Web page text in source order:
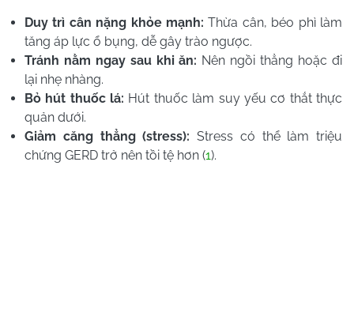
Duy trì cân nặng khỏe mạnh: Thừa cân, béo phì làm
tăng áp lực ổ bụng, dễ gây trào ngược.
Tránh nằm ngay sau khi ăn: Nên ngồi thẳng hoặc đi
lại nhẹ nhàng.
Bỏ hút thuốc lá: Hút thuốc làm suy yếu cơ thắt thực
quản dưới.
Giảm căng thẳng (stress): Stress có thể làm triệu
chứng GERD trở nên tồi tệ hơn (1).